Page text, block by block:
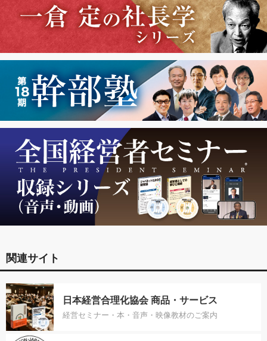
関連サイト
日本経営合理化協会 商品・サービス
経営セミナー・本・音声・映像教材のご案内